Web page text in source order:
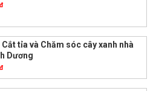
đ
Cắt tỉa và Chăm sóc cây xanh nhà
Dương
đ